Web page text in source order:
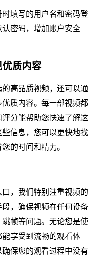
填写的用户名和密码登
密码，增加账户安全
质内容
高品质视频，还可以通
质内容。每一部视频都
分能帮助您快速了解这
信息，您可以更快地找
的时间和精力。
，我们特别注重视频的
，确保视频在任何设备
跳帧等问题。无论您是使
享受到流畅的观看体
保您的观看过程中没有